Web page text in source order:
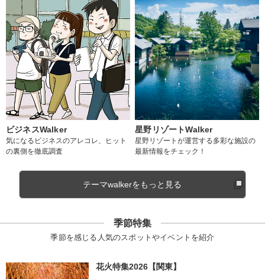
ビジネスWalker
気になるビジネスのアレコレ、ヒット
の裏側を徹底調査
星野リゾートWalker
星野リゾートが運営する多彩な施設の
最新情報をチェック！
テーマwalkerをもっと見る
季節特集
季節を感じる人気のスポットやイベントを紹介
花火特集2026【関東】